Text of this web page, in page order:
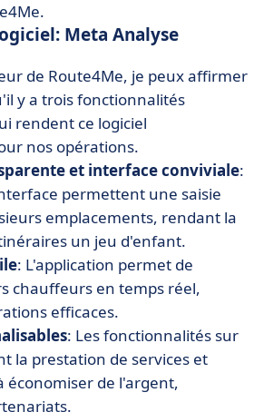
Meta Analyse
de Route4Me, je peux affirmer
y a trois fonctionnalités
rendent ce logiciel
nos opérations.
et interface conviviale:
permettent une saisie
emplacements, rendant la
un jeu d'enfant.
: L'application permet de
chauffeurs en temps réel,
efficaces.
: Les fonctionnalités sur
la prestation de services et
économiser de l'argent,